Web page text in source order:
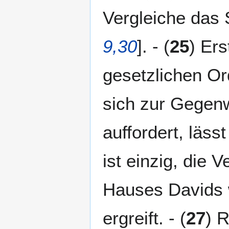
Vergleiche das
9,30]. - (25)
gesetzlichen
sich zur
auffordert,
ist einzig, die
Hauses
ergreift. - (27)